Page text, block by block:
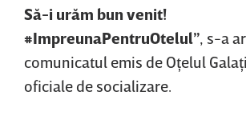
Să-i urăm bun venit!
#ImpreunaPentruOtelul” , s-a
comunicatul emis de Oţelul
oficiale de socializare.